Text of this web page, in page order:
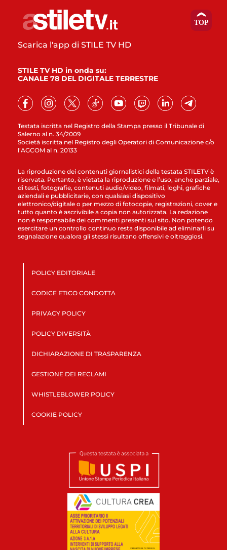
Testata iscritta nel Registro della Stampa presso il Tribunale di
Salerno al n. 34/2009
Società iscritta nel Registro degli Operatori di Comunicazione c/o
l’AGCOM al n. 20133
Scarica l'app di STILE TV HD
STILE TV HD in onda su:
CANALE 78 DEL DIGITALE TERRESTRE
La riproduzione dei contenuti giornalistici della testata STILETV è
riservata. Pertanto, è vietata la riproduzione e l’uso, anche parziale,
di testi, fotografie, contenuti audio/video, filmati, loghi, grafiche
aziendali e pubblicitarie, con qualsiasi dispositivo
elettronico/digitale o per mezzo di fotocopie, registrazioni, cover e
tutto quanto è ascrivibile a copia non autorizzata. La redazione
non è responsabile dei commenti presenti sul sito. Non potendo
esercitare un controllo continuo resta disponibile ad eliminarli su
segnalazione qualora gli stessi risultano offensivi e oltraggiosi.
POLICY EDITORIALE
CODICE ETICO CONDOTTA
PRIVACY POLICY
POLICY DIVERSITÀ
DICHIARAZIONE DI TRASPARENZA
GESTIONE DEI RECLAMI
WHISTLEBLOWER POLICY
COOKIE POLICY